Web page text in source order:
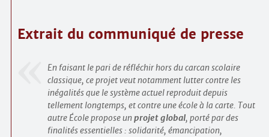
Extrait du communiqué de presse
En faisant le pari de réfléchir hors du carcan scolaire
classique, ce projet veut notamment lutter contre les
inégalités que le système actuel reproduit depuis
tellement longtemps, et contre une école à la carte. Tout
autre École propose unprojet global, porté par des
finalités essentielles : solidarité, émancipation,